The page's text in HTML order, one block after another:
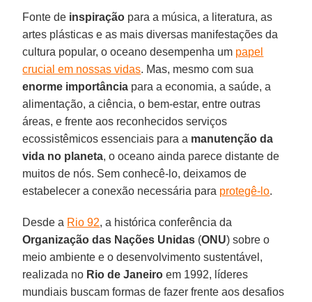
Fonte de inspiração para a música, a literatura, as
artes plásticas e as mais diversas manifestações da
cultura popular, o oceano desempenha um papel
crucial em nossas vidas. Mas, mesmo com sua
enorme importância para a economia, a saúde, a
alimentação, a ciência, o bem-estar, entre outras
áreas, e frente aos reconhecidos serviços
ecossistêmicos essenciais para a manutenção da
vida no planeta, o oceano ainda parece distante de
muitos de nós. Sem conhecê-lo, deixamos de
estabelecer a conexão necessária para protegê-lo.
Desde a Rio 92, a histórica conferência da
Organização das Nações Unidas (ONU) sobre o
meio ambiente e o desenvolvimento sustentável,
realizada no Rio de Janeiro em 1992, líderes
mundiais buscam formas de fazer frente aos desafios